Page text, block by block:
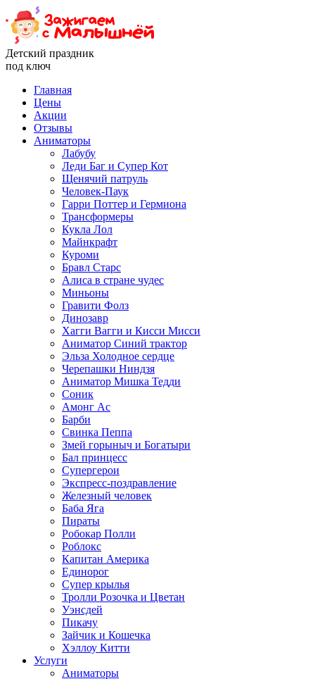
Детский праздник
под ключ
Главная
Цены
Акции
Отзывы
Аниматоры
Лабубу
Леди Баг и Супер Кот
Щенячий патруль
Человек-Паук
Гарри Поттер и Гермиона
Трансформеры
Кукла Лол
Майнкрафт
Куроми
Бравл Старс
Алиса в стране чудес
Миньоны
Гравити Фолз
Динозавр
Хагги Вагги и Кисси Мисси
Аниматор Синий трактор
Эльза Холодное сердце
Черепашки Ниндзя
Аниматор Мишка Тедди
Соник
Амонг Ас
Барби
Свинка Пеппа
Змей горыныч и Богатыри
Бал принцесс
Супергерои
Экспресс-поздравление
Железный человек
Баба Яга
Пираты
Робокар Полли
Роблокс
Капитан Америка
Единорог
Супер крылья
Тролли Розочка и Цветан
Уэнсдей
Пикачу
Зайчик и Кошечка
Хэллоу Китти
Услуги
Аниматоры